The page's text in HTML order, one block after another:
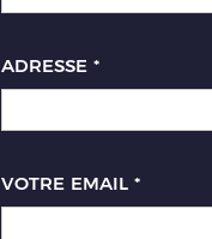
ADRESSE *
VOTRE EMAIL *